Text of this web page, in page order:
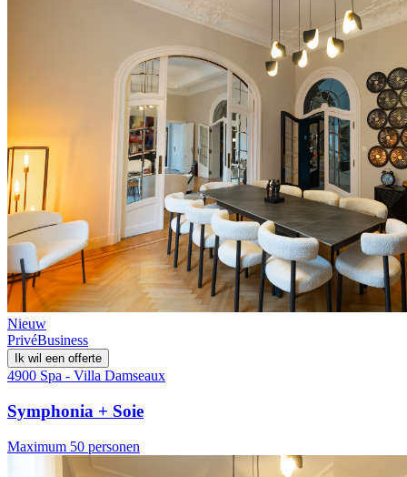
Nieuw
PrivéBusiness
Ik wil een offerte
4900 Spa - Villa Damseaux
Symphonia + Soie
Maximum 50 personen